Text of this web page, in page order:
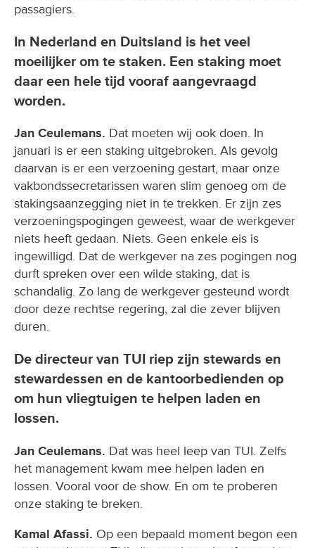
passagiers.
In Nederland en Duitsland is het veel
moeilijker om te staken. Een staking moet
daar een hele tijd vooraf aangevraagd
worden.
Jan Ceulemans. Dat moeten wij ook doen. In
januari is er een staking uitgebroken. Als gevolg
daarvan is er een verzoening gestart, maar onze
vakbondssecretarissen waren slim genoeg om de
stakingsaanzegging niet in te trekken. Er zijn zes
verzoeningspogingen geweest, waar de werkgever
niets heeft gedaan. Niets. Geen enkele eis is
ingewilligd. Dat de werkgever na zes pogingen nog
durft spreken over een wilde staking, dat is
schandalig. Zo lang de werkgever gesteund wordt
door deze rechtse regering, zal die zever blijven
duren.
De directeur van TUI riep zijn stewards en
stewardessen en de kantoorbedienden op
om hun vliegtuigen te helpen laden en
lossen.
Jan Ceulemans. Dat was heel leep van TUI. Zelfs
het management kwam mee helpen laden en
lossen. Vooral voor de show. En om te proberen
onze staking te breken.
Kamal Afassi. Op een bepaald moment begon een